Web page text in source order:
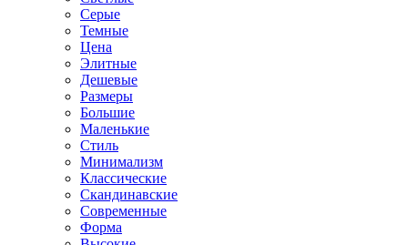
Серые
Темные
Цена
Элитные
Дешевые
Размеры
Большие
Маленькие
Стиль
Минимализм
Классические
Скандинавские
Современные
Форма